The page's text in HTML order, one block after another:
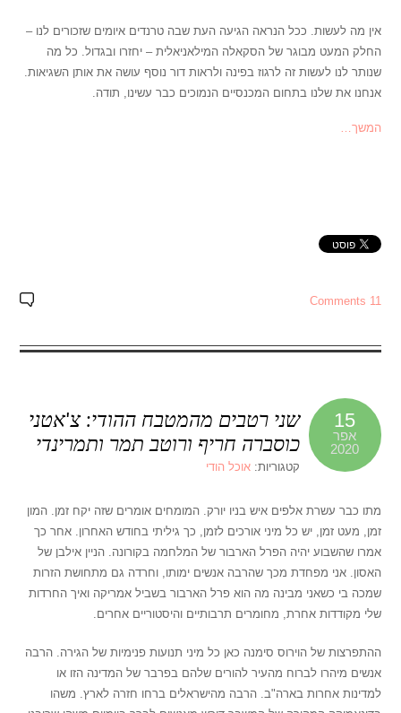
אין מה לעשות. ככל הנראה הגיעה העת שבה טרנדים איומים שזכורים לנו –
החלק המעט מבוגר של הסקאלה המילאניאלית – יחזרו ובגדול. כל מה
שנותר לנו לעשות זה לרגוז בפינה ולראות דור נוסף עושה את אותן השגיאות.
אנחנו את שלנו בתחום המכנסיים הנמוכים כבר עשינו, תודה.
המשך…
11 Comments
15
אפר
2020
שני רטבים מהמטבח ההודי: צ'אטני
כוסברה חריף ורוטב תמר ותמרינדי
קטגוריות:אוכל הודי
מתו כבר עשרת אלפים איש בניו יורק. המומחים אומרים שזה יקח זמן. המון
זמן, מעט זמן, יש כל מיני אורכים לזמן, כך גיליתי בחודש האחרון. אחר כך
אמרו שהשבוע יהיה הפרל הארבור של המלחמה בקורונה. הניין אילבן של
האסון. אני מפחדת מכך שהרבה אנשים ימותו, וחרדה גם מתחושת הזרות
שמכה בי כשאני מבינה מה הוא פרל הארבור בשביל אמריקה ואיך החרדות
שלי מקודדות אחרת, מחומרים תרבותיים והיסטוריים אחרים.
ההתפרצות של הוירוס סימנה כאן כל מיני תנועות פנימיות של הגירה. הרבה
אנשים מיהרו לברוח מהעיר להורים שלהם בפרבר של המדינה הזו או
למדינות אחרות בארה"ב. הרבה מהישראלים ברחו חזרה לארץ. משהו